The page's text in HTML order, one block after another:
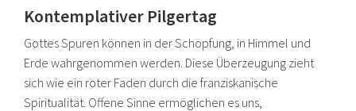
Kontemplativer Pilgertag
Gottes Spuren können in der Schöpfung, in Himmel und
Erde wahrgenommen werden. Diese Überzeugung zieht
sich wie ein roter Faden durch die franziskanische
Spiritualität. Offene Sinne ermöglichen es uns,